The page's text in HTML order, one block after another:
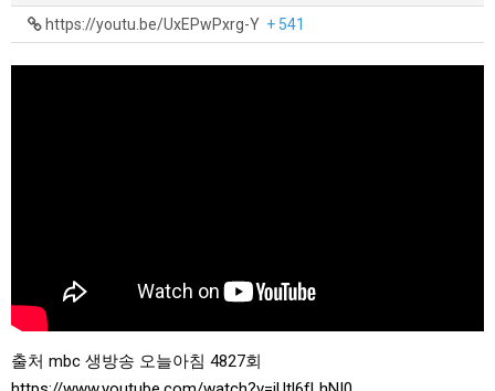
https://youtu.be/UxEPwPxrg-Y + 541